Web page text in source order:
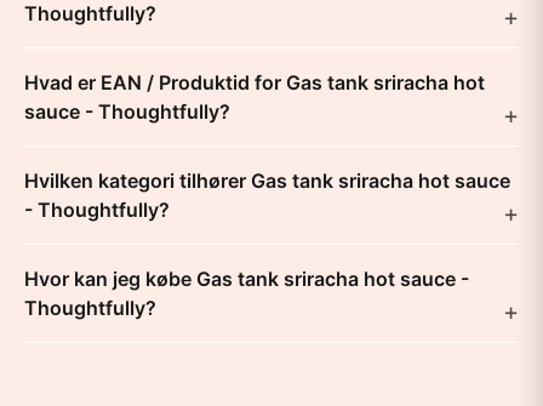
Thoughtfully?
Hvad er EAN / Produktid for Gas tank sriracha hot
sauce - Thoughtfully?
Hvilken kategori tilhører Gas tank sriracha hot sauce
- Thoughtfully?
Hvor kan jeg købe Gas tank sriracha hot sauce -
Thoughtfully?